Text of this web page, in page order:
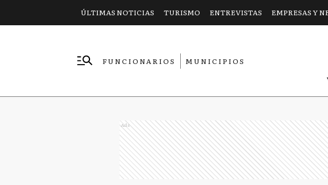
ÚLTIMAS NOTICIAS TURISMO ENTREVISTAS EMPRESAS Y
FUNCIONARIOS
MUNICIPIOS
Ads